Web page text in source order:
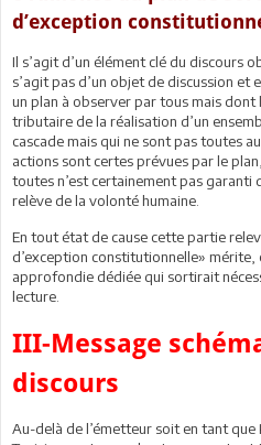
d’exception
Il s’agit d’un élément clé du discours
s’agit pas d’un objet de discussion et
un plan à observer par tous mais
tributaire de la réalisation d’un
cascade mais qui ne sont pas toutes
actions sont certes prévues par le
toutes n’est certainement pas garanti
relève de la volonté humaine.
En tout état de cause cette partie
d’exception constitutionnelle» mérite,
approfondie dédiée qui sortirait
lecture.
III-Message
discours
Au-delà de l’émetteur soit en tant